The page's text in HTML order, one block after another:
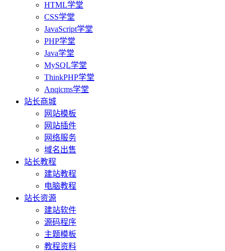
HTML学堂
CSS学堂
JavaScript学堂
PHP学堂
Java学堂
MySQL学堂
ThinkPHP学堂
Anqicms学堂
站长商城
网站模板
网站插件
网络服务
域名出售
站长教程
建站教程
电脑教程
站长资源
建站软件
源码程序
主题模板
教程资料